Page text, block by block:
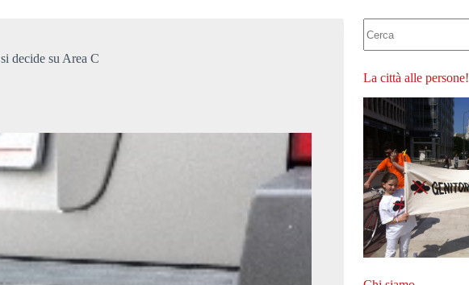
decide su Area C
risultato
La città alle persone!